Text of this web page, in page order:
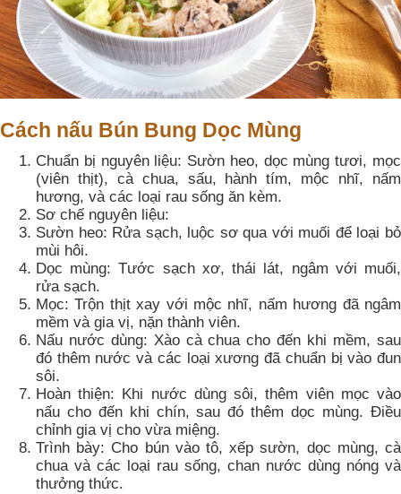
Cách nấu Bún Bung Dọc Mùng
Chuẩn bị nguyên liệu: Sườn heo, dọc mùng tươi, mọc
(viên thịt), cà chua, sấu, hành tím, mộc nhĩ, nấm
hương, và các loại rau sống ăn kèm.
Sơ chế nguyên liệu:
Sườn heo: Rửa sạch, luộc sơ qua với muối để loại bỏ
mùi hôi.
Dọc mùng: Tước sạch xơ, thái lát, ngâm với muối,
rửa sạch.
Mọc: Trộn thịt xay với mộc nhĩ, nấm hương đã ngâm
mềm và gia vị, nặn thành viên.
Nấu nước dùng: Xào cà chua cho đến khi mềm, sau
đó thêm nước và các loại xương đã chuẩn bị vào đun
sôi.
Hoàn thiện: Khi nước dùng sôi, thêm viên mọc vào
nấu cho đến khi chín, sau đó thêm dọc mùng. Điều
chỉnh gia vị cho vừa miệng.
Trình bày: Cho bún vào tô, xếp sườn, dọc mùng, cà
chua và các loại rau sống, chan nước dùng nóng và
thưởng thức.